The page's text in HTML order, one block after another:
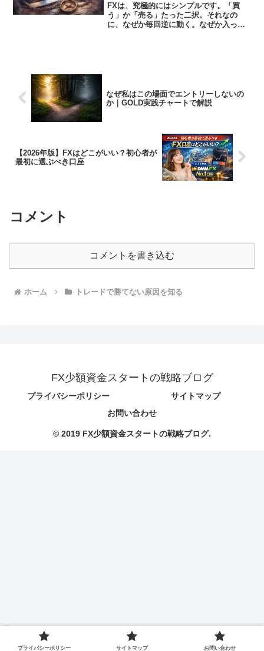
FXは、究極的にはシンプルです。「買
う」か「売る」たった二択。それなの
に、なぜか毎回逆に動く。なぜか入った
なぜ私はこの場面でエントリーしないの
か｜GOLD実践チャートで解説
【2026年版】FXはどこがいい？初心者が
最初に選ぶべき口座
コメント
コメントを書き込む
ホーム トレードで勝てない原因を知る
FX少額資金スタートの戦略ブログ
プライバシーポリシー
サイトマップ
お問い合わせ
© 2019 FX少額資金スタートの戦略ブログ.
プライバシーポリシー サイトマップ お問い合わせ